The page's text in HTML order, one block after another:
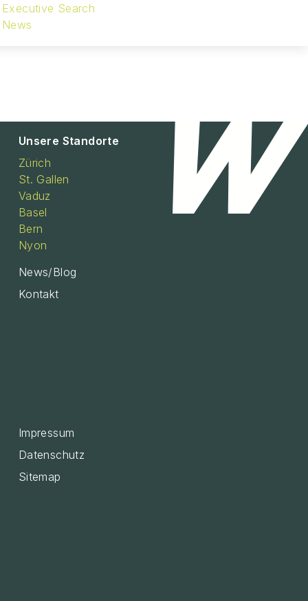
Executive Search
News
Unsere Standorte
Zürich
St. Gallen
Vaduz
Basel
Bern
Nyon
News/Blog
Kontakt
Impressum
Datenschutz
Sitemap